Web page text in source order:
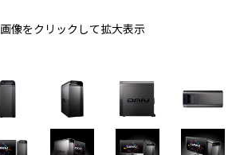
画像をクリックして拡大表示